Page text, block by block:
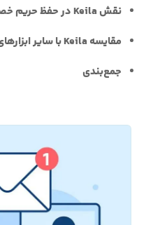
نقش Keila در حفظ حریم خصوصی کاربران
مقایسه Keila با سایر ابزارهای ایمیل مارکتینگ
جمع‌بندی